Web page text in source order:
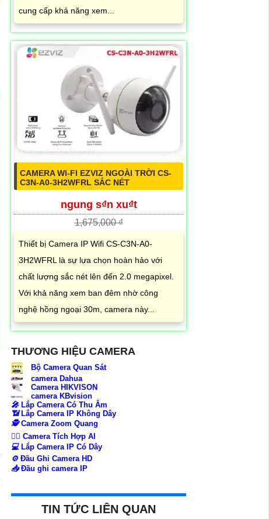
cung cấp khả năng xem...
CAMERA WI-FI EZVIZ NGOÀI TRỜI CS-
C3N-A0-3H2WFRL SẮC NÉT
ngung s₫n xu₫t
1,675,000 ₫
Thiết bị Camera IP Wifi CS-C3N-A0-
3H2WFRL là sự lựa chọn hoàn hảo với
chất lượng sắc nét lên đến 2.0 megapixel.
Với khả năng xem ban đêm nhờ công
nghệ hồng ngoại 30m, camera này...
THƯƠNG HIỆU CAMERA
Bộ Camera Quan Sát
camera Dahua
Camera HIKVISON
camera KBvision
️🎤️ Lắp Camera Có Thu Âm
📶 Lắp Camera IP Không Dây
🕵️Camera Zoom Quang
🧛‍♀️ Camera Tích Hợp AI
💻Lắp Camera IP Có Dây
⚙️Đầu Ghi Camera HD
📥Đầu ghi camera IP
TIN TỨC LIÊN QUAN